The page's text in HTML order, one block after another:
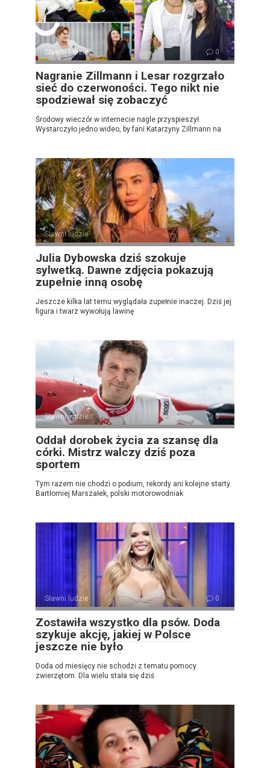
Sławni ludzie 0
Nagranie Zillmann i Lesar rozgrzało
sieć do czerwoności. Tego nikt nie
spodziewał się zobaczyć
Środowy wieczór w internecie nagle przyspieszył.
Wystarczyło jedno wideo, by fani Katarzyny Zillmann na
Sławni ludzie 0
Julia Dybowska dziś szokuje
sylwetką. Dawne zdjęcia pokazują
zupełnie inną osobę
Jeszcze kilka lat temu wyglądała zupełnie inaczej. Dziś jej
figura i twarz wywołują lawinę
Sławni ludzie 0
Oddał dorobek życia za szansę dla
córki. Mistrz walczy dziś poza
sportem
Tym razem nie chodzi o podium, rekordy ani kolejne starty.
Bartłomiej Marszałek, polski motorowodniak
Sławni ludzie 0
Zostawiła wszystko dla psów. Doda
szykuje akcję, jakiej w Polsce
jeszcze nie było
Doda od miesięcy nie schodzi z tematu pomocy
zwierzętom. Dla wielu stała się dziś